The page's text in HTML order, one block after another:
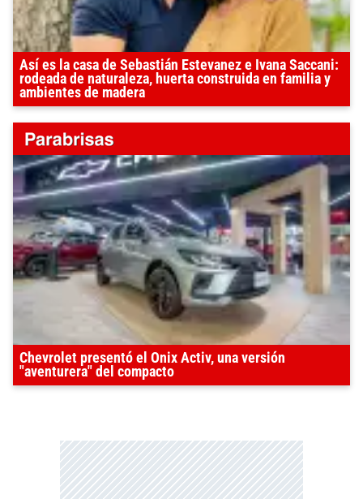
Así es la casa de Sebastián Estevanez e Ivana Saccani:
rodeada de naturaleza, huerta construida en familia y
ambientes de madera
Chevrolet presentó el Onix Activ, una versión
"aventurera" del compacto